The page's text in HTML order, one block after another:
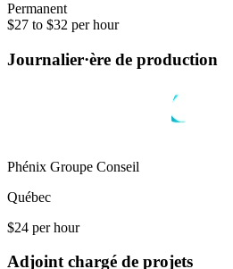
Permanent
$27 to $32 per hour
Journalier·ère de production
Phénix Groupe Conseil
Québec
$24 per hour
Adjoint chargé de projets